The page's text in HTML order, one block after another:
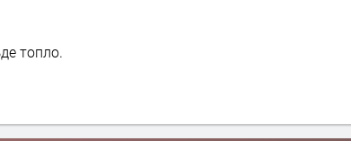
топло.